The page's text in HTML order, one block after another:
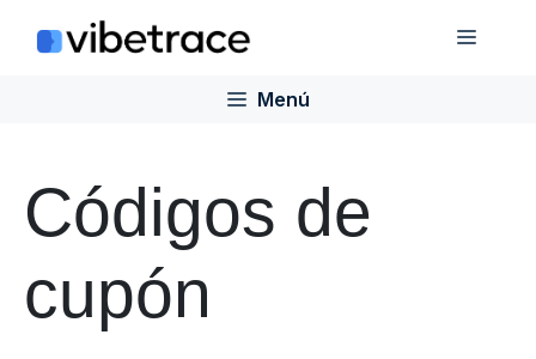
Menú
Menú
Códigos de
cupón